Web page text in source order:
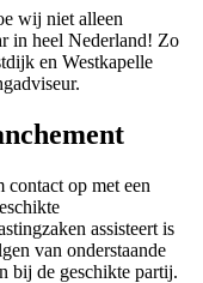
wij niet alleen
in heel Nederland! Zo
en Westkapelle
op met een
assisteert is
van onderstaande
bij de geschikte partij.